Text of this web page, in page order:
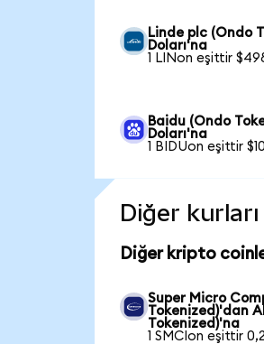
Linde plc (Ondo
Doları'na
1 LINon eşittir
Baidu (Ondo
Doları'na
1 BIDUon eşittir
Diğer
Diğer kripto
Super Micro
Tokenized)'dan
Tokenized)'na
1 SMCIon eşittir